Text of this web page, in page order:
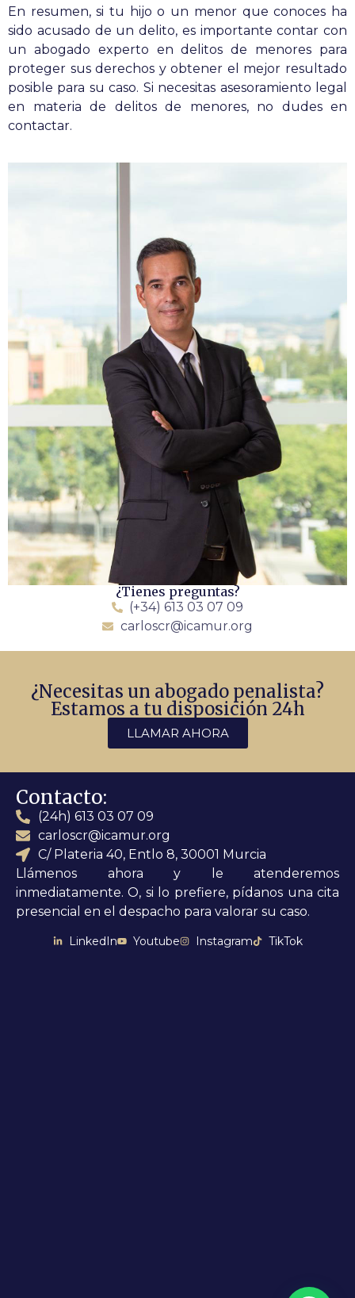
En resumen, si tu hijo o un menor que conoces ha
sido acusado de un delito, es importante contar con
un abogado experto en delitos de menores para
proteger sus derechos y obtener el mejor resultado
posible para su caso. Si necesitas asesoramiento legal
en materia de delitos de menores, no dudes en
contactar.
¿Tienes preguntas?
(+34) 613 03 07 09
carloscr@icamur.org
¿Necesitas un abogado penalista?
Estamos a tu disposición 24h
LLAMAR AHORA
Contacto:
(24h) 613 03 07 09
carloscr@icamur.org
C/ Plateria 40, Entlo 8, 30001 Murcia
Llámenos ahora y le atenderemos
inmediatamente. O, si lo prefiere, pídanos una cita
presencial en el despacho para valorar su caso.
LinkedIn Youtube Instagram TikTok